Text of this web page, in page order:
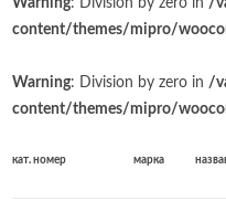
Warning: Division by zero in /
content/themes/mipro/
Warning: Division by zero in /
content/themes/mipro/
кат. номер марка